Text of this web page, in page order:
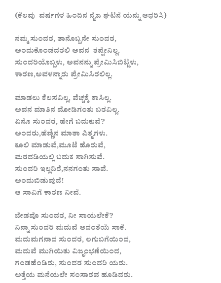
(ಕೆಲವು ವರ್ಷಗಳ ಹಿಂದಿನ ನೈಜ ಘಟನೆ ಯನ್ನು ಆಧರಿಸಿ)
ನಮ್ಮ ಸುಂದರ, ತಾನೊಬ್ಬನೇ ಸುಂದರ,
ಅಂದುಕೊಂಡದರಲಿ ಅವನ ತಪ್ಪೇನಿಲ್ಲ.
ಸುಂದರಿಯೊಬ್ಬಳು, ಅವನನ್ನು ಪ್ರೇಮಿಸಿಬಿಟ್ಟಳು,
ಕಾರಣ,ಅವಳನ್ನಾರು ಪ್ರೇಮಿಸಿರಲಿಲ್ಲ.
ಮಾಡಲು ಕೆಲಸವಿಲ್ಲ, ವೆಚ್ಚಕ್ಕೆ ಕಾಸಿಲ್ಲ.
ಅವನ ಮಾತಿನ ಮೋಡಿಗಂತು‌ ಬರವಿಲ್ಲ.
ಏನೊ ಸುಂದರ, ಹೇಗೆ ಬದುಕುವೆ?
ಅಂದರು,ಹೆಣ್ಣಿನ ಮಾತಾ ಪಿತೃಗಳು.
ಕೂಲಿ ಮಾಡುವೆ,ಮೂಟೆ ಹೊರುವೆ,
ಮರದಡಿಯಲ್ಲಿ ಬದುಕ ಸಾಗಿಸುವೆ.
ಸುಂದರಿ ಇಲ್ಲದಿರೆ,ನನಗಂತು ಸಾವೆ.
ಅಂದುಬಿಡುವುದೆ!
ಆ ಸಾವಿಗೆ ಕಾರಣ ನೀವೆ.
ಬೇಡವೊ ಸುಂದರ, ನೀ ಸಾಯಲೇಕೆ?
ನಿನ್ನಾ ಸುಂದರಿ ಮದುವೆ ಆದಂತೆಯೆ ಸಾಕೆ.
ಮದುಮಗನಾದ ಸುಂದರ, ಲಗುಬಗೆಯಿಂದ,
ಮದುವೆ ಮುಗಿಯಿತು ವಿಜೃಂಭಣೆಯಿಂದ,
ಗಂಡಹೆಂಡಿರು, ಸುಂದರ ಸುಂದರಿ ಯರು.
ಅತ್ತೆಯ ಮನೆಯಲೇ ಸಂಸಾರವ ಹೂಡಿದರು.